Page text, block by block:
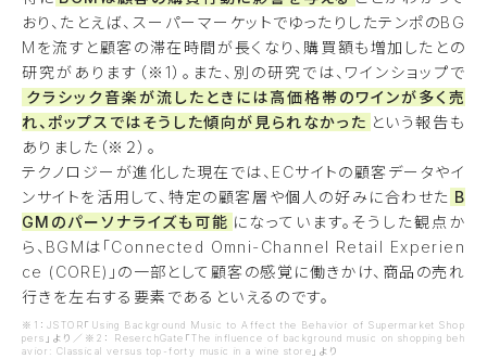
おり、たとえば、スーパーマーケットでゆったりしたテンポのBG
Mを流すと顧客の滞在時間が長くなり、購買額も増加したとの
研究があります（※1）。また、別の研究では、ワインショップで
クラシック音楽が流したときには高価格帯のワインが多く売
れ、ポップスではそうした傾向が見られなかった という報告も
ありました（※２）。
テクノロジーが進化した現在では、ECサイトの顧客データやイ
ンサイトを活用して、特定の顧客層や個人の好みに合わせた B
GMのパーソナライズも可能 になっています。そうした観点か
ら、BGMは「Connected Omni-Channel Retail Experien
ce (CORE)」の一部として顧客の感覚に働きかけ、商品の売れ
行きを左右する要素であるといえるのです。
※1：JSTOR「Using Background Music to Affect the Behavior of Supermarket Shop
pers」より／※2： ReserchGate「The influence of background music on shopping beh
avior: Classical versus top-forty music in a wine store」より